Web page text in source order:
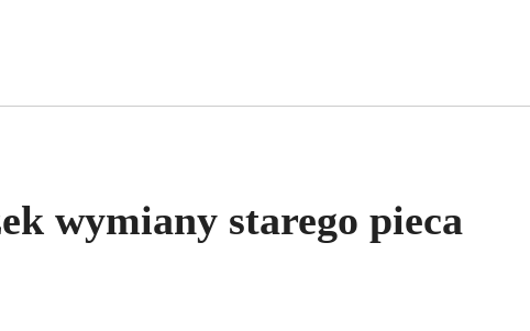
wymiany starego pieca